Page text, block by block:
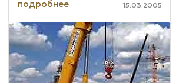
перспективных шасси».
Организатором конференции
выступила «Независимая
Ассоциация ...
подробнее 15.03.2005